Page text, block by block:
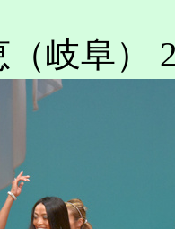
岐阜）